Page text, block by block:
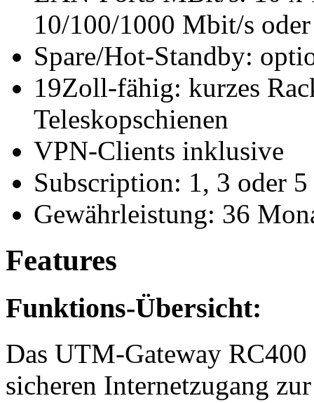
10/100/1000 Mbit/s
Spare/Hot-Standby:
19Zoll-fähig: kurzes
Teleskopschienen
VPN-Clients inklusive
Subscription: 1, 3 oder 5
Gewährleistung: 36
Features
Funktions-Übersicht:
Das UTM-Gateway
sicheren Internetzugang